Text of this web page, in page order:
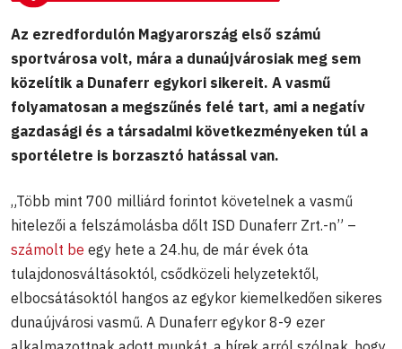
Az ezredfordulón Magyarország első számú
sportvárosa volt, mára a dunaújvárosiak meg sem
közelítik a Dunaferr egykori sikereit. A vasmű
folyamatosan a megszűnés felé tart, ami a negatív
gazdasági és a társadalmi következményeken túl a
sportéletre is borzasztó hatással van.
„Több mint 700 milliárd forintot követelnek a vasmű
hitelezői a felszámolásba dőlt ISD Dunaferr Zrt.-n” –
számolt be egy hete a 24.hu, de már évek óta
tulajdonosváltásoktól, csődközeli helyzetektől,
elbocsátásoktól hangos az egykor kiemelkedően sikeres
dunaújvárosi vasmű. A Dunaferr egykor 8-9 ezer